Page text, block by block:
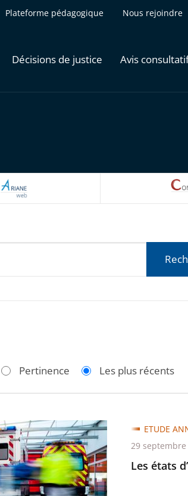
Plateforme pédagogique Nous rejoindre
Décisions de justice Avis
ARIANEWEB
Pertinence Les plus récents
Les états
ETUDE
29 septembre